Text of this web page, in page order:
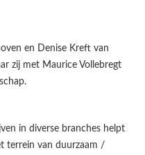
en Denise Kreft van
zij met Maurice Vollebregt
in diverse branches helpt
terrein van duurzaam /